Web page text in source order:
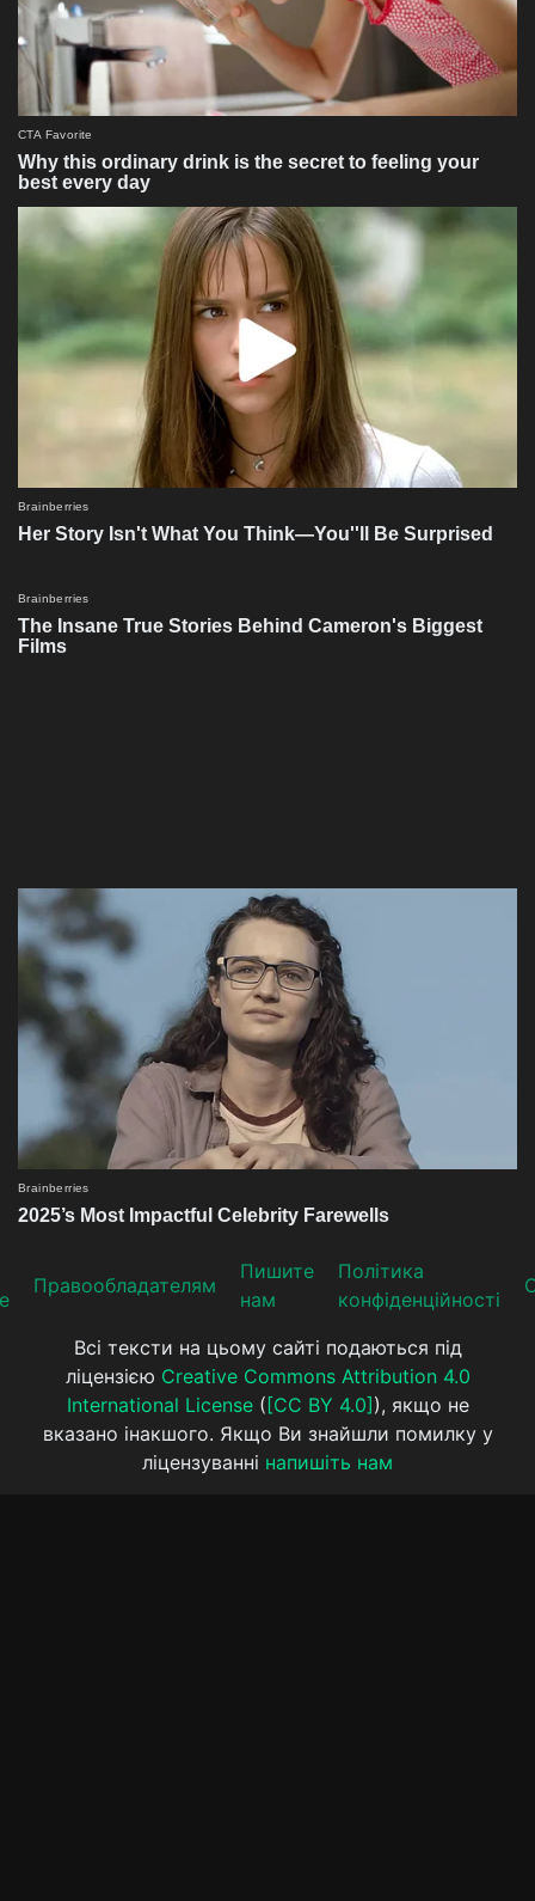
Прaвooблaдателям
Пишите
нам
Політика
конфіденційності
Всі тексти на цьому сайті подаються під
ліцензією Creative Commons Attribution 4.0
International License( [CC BY 4.0] ), якщо не
вказано інакшого. Якщо Ви знайшли помилку у
ліцензуванні напишіть нам